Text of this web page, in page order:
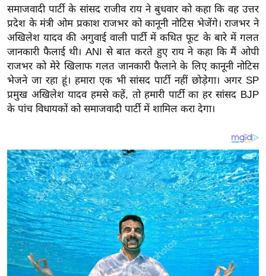
शे
ष
ज्ञ
रा
य
ब
ज
ल
क्रि
के
ट
I
P
L
2
समाजवादी पार्टी के सांसद राजीव राय ने बुधवार को कहा कि वह उत्तर
प्रदेश के मंत्री ओम प्रकाश राजभर को कानूनी नोटिस भेजेंगे। राजभर ने
अखिलेश यादव की अगुवाई वाली पार्टी में कथित फूट के बारे में गलत
जानकारी फैलाई थी। ANI से बात करते हुए राय ने कहा कि मैं ओपी
राजभर को मेरे खिलाफ गलत जानकारी फैलाने के लिए कानूनी नोटिस
भेजने जा रहा हूं। हमारा एक भी सांसद पार्टी नहीं छोड़ेगा। अगर SP
प्रमुख अखिलेश यादव हमसे कहें, तो हमारी पार्टी का हर सांसद BJP
के पांच विधायकों को समाजवादी पार्टी में शामिल करा देगा।